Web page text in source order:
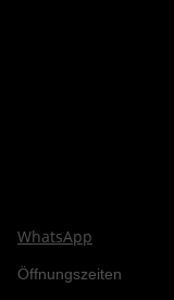
WhatsApp
Öffnungszeiten